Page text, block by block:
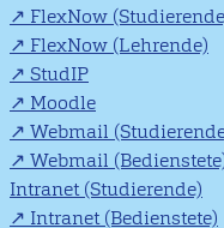
FlexNow
FlexNow (Lehrende)
StudIP
Moodle
Webmail
Webmail
Intranet (Studierende)
Intranet (Bedienstete)